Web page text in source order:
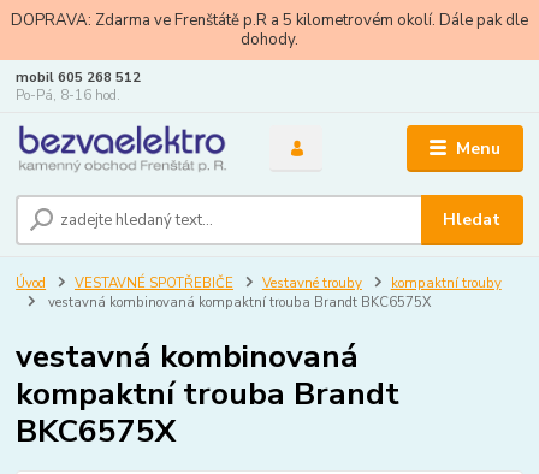
DOPRAVA: Zdarma ve Frenštátě p.R a 5 kilometrovém okolí. Dále pak dle
dohody.
Menu
Hledat
mobil 605 268 512
Po-Pá, 8-16 hod.
Úvod VESTAVNÉ SPOTŘEBIČE Vestavné trouby
kompaktní trouby
vestavná kombinovaná kompaktní trouba Brandt BKC6575X
vestavná kombinovaná
kompaktní trouba Brandt
BKC6575X